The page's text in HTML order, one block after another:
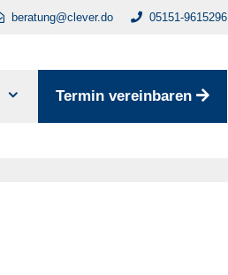
beratung@clever.do 05151-9615296
Termin vereinbaren